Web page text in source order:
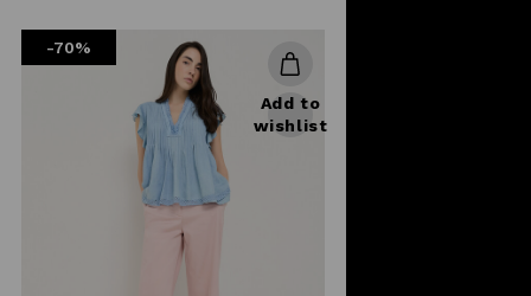
-70%
Add to
wishlist